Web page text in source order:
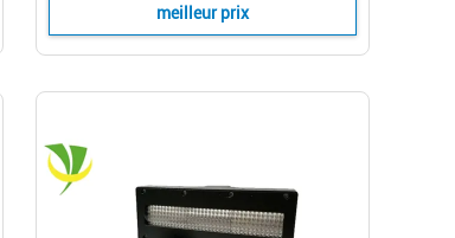
meilleur prix